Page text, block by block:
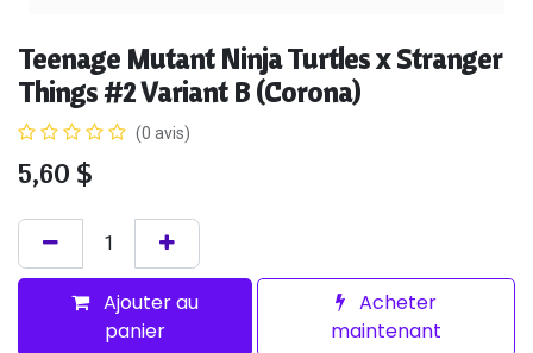
Teenage Mutant Ninja Turtles x Stranger
Things #2 Variant B (Corona)
(0 avis)
5,60 $
Ajouter au
panier
Acheter
maintenant